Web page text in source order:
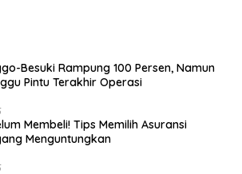
Besuki Rampung 100 Persen, Namun
Pintu Terakhir Operasi
Membeli! Tips Memilih Asuransi
Menguntungkan